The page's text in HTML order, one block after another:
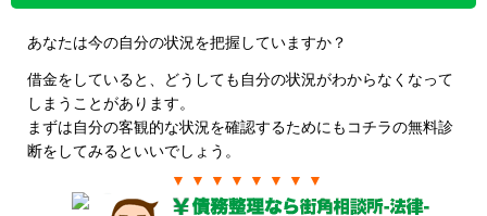
あなたは今の自分の状況を把握していますか？
借金をしていると、どうしても自分の状況がわからなくなって
しまうことがあります。
まずは自分の客観的な状況を確認するためにもコチラの無料診
断をしてみるといいでしょう。
▼ ▼ ▼ ▼ ▼ ▼ ▼ ▼